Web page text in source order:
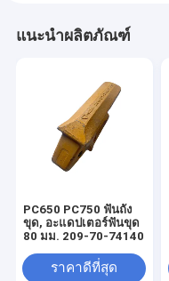
แนะนำผลิตภัณฑ์
PC650 PC750 ฟันถัง
ขุด, อะแดปเตอร์ฟันขุด
80 มม. 209-70-74140
ราคาดีที่สุด